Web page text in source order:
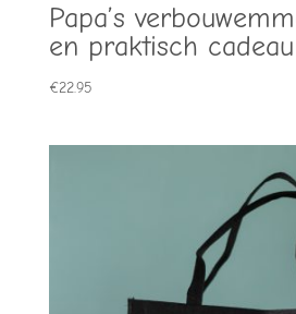
Papa’s
en praktisch cadeau
€22.95